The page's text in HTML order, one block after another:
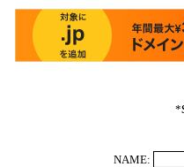
*
NAME: